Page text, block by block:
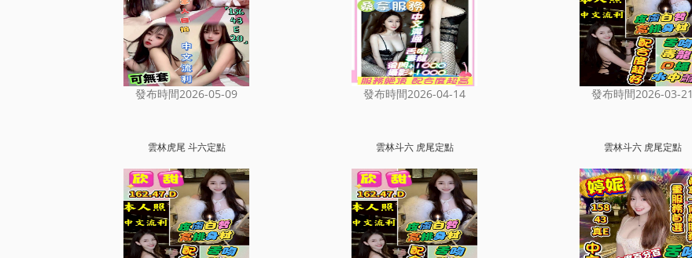
發布時間2026-05-09 發布時間2026-04-14 發布時間2026-03-21
雲林虎尾 斗六定點 雲林斗六 虎尾定點 雲林斗六 虎尾定點